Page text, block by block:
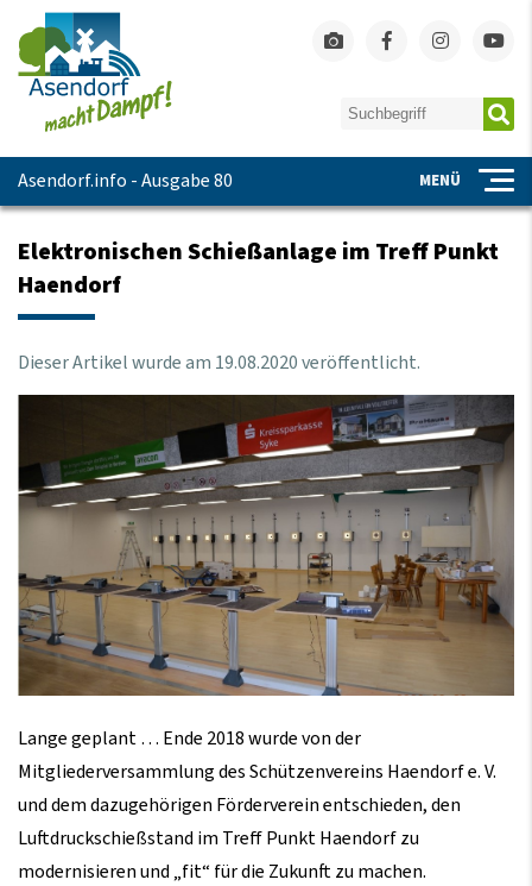
Asendorf.info - Ausgabe 80 MENÜ
Elektronischen Schießanlage im Treff Punkt
Haendorf
Dieser Artikel wurde am 19.08.2020veröffentlicht.
Lange geplant … Ende 2018 wurde von der
Mitgliederversammlung des Schützenvereins Haendorf e. V.
und dem dazugehörigen Förderverein entschieden, den
Luftdruckschießstand im Treff Punkt Haendorf zu
modernisieren und „fit“ für die Zukunft zu machen.